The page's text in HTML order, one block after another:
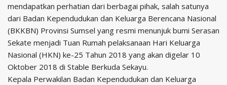
mendapatkan perhatian dari berbagai pihak, salah satunya
dari Badan Kependudukan dan Keluarga Berencana Nasional
(BKKBN) Provinsi Sumsel yang resmi menunjuk bumi Serasan
Sekate menjadi Tuan Rumah pelaksanaan Hari Keluarga
Nasional (HKN) ke-25 Tahun 2018 yang akan digelar 10
Oktober 2018 di Stable Berkuda Sekayu.
Kepala Perwakilan Badan Kependudukan dan Keluarga